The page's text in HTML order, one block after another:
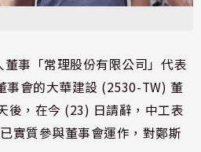
事「常理股份有限公司」代表
事會的大華建設 (2530-TW) 董
後，在今 (23) 日請辭，中工表
實質參與董事會運作，對鄭斯